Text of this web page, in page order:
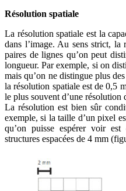
Résolution spatiale
La résolution spatiale est la
dans l’image. Au sens strict, la
paires de lignes qu’on peut
longueur. Par exemple, si on
mais qu’on ne distingue plus
la résolution spatiale est de 0,5
le plus souvent d’une résolution
La résolution est bien sûr
exemple, si la taille d’un pixel
qu’on puisse espérer voir
structures espacées de 4 mm